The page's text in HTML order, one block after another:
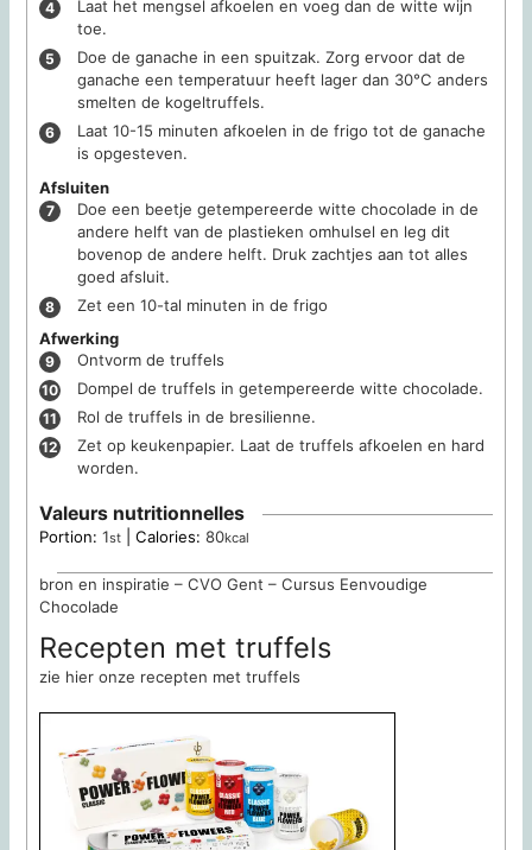
Laat het mengsel afkoelen en voeg dan de witte wijn
toe.
Doe de ganache in een spuitzak. Zorg ervoor dat de
ganache een temperatuur heeft lager dan 30°C anders
smelten de kogeltruffels.
Laat 10-15 minuten afkoelen in de frigo tot de ganache
is opgesteven.
Afsluiten
Doe een beetje getempereerde witte chocolade in de
andere helft van de plastieken omhulsel en leg dit
bovenop de andere helft. Druk zachtjes aan tot alles
goed afsluit.
Zet een 10-tal minuten in de frigo
Afwerking
Ontvorm de truffels
Dompel de truffels in getempereerde witte chocolade.
Rol de truffels in de bresilienne.
Zet op keukenpapier. Laat de truffels afkoelen en hard
worden.
Valeurs nutritionnelles
Portion:1st |Calories:80kcal
bron en inspiratie – CVO Gent – Cursus Eenvoudige
Chocolade
Recepten met truffels
zie hier onze recepten met truffels